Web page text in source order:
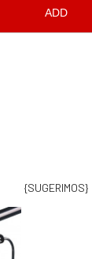
ADD
{SUGERIMOS}